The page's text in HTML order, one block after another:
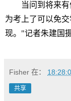
当问到将来有何
为考上了可以免
现。"记者朱建国
Fisher 在：
共享